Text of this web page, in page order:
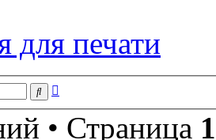
для печати
Поиск
• Страница 1